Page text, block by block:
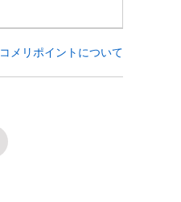
コメリポイントについて